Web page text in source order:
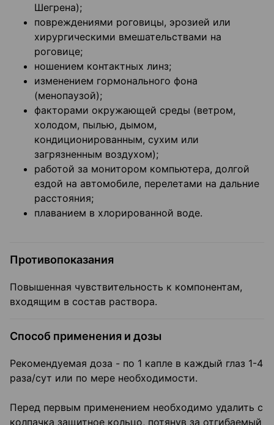
Шегрена);
повреждениями роговицы, эрозией или
хирургическими вмешательствами на
роговице;
ношением контактных линз;
изменением гормонального фона
(менопаузой);
факторами окружающей среды (ветром,
холодом, пылью, дымом,
кондиционированным, сухим или
загрязненным воздухом);
работой за монитором компьютера, долгой
ездой на автомобиле, перелетами на дальние
расстояния;
плаванием в хлорированной воде.
Противопоказания
Повышенная чувствительность к компонентам,
входящим в состав раствора.
Способ применения и дозы
Рекомендуемая доза - по 1 капле в каждый глаз 1-4
раза/сут или по мере необходимости.
Перед первым применением необходимо удалить с
колпачка защитное кольцо, потянув за отгибаемый